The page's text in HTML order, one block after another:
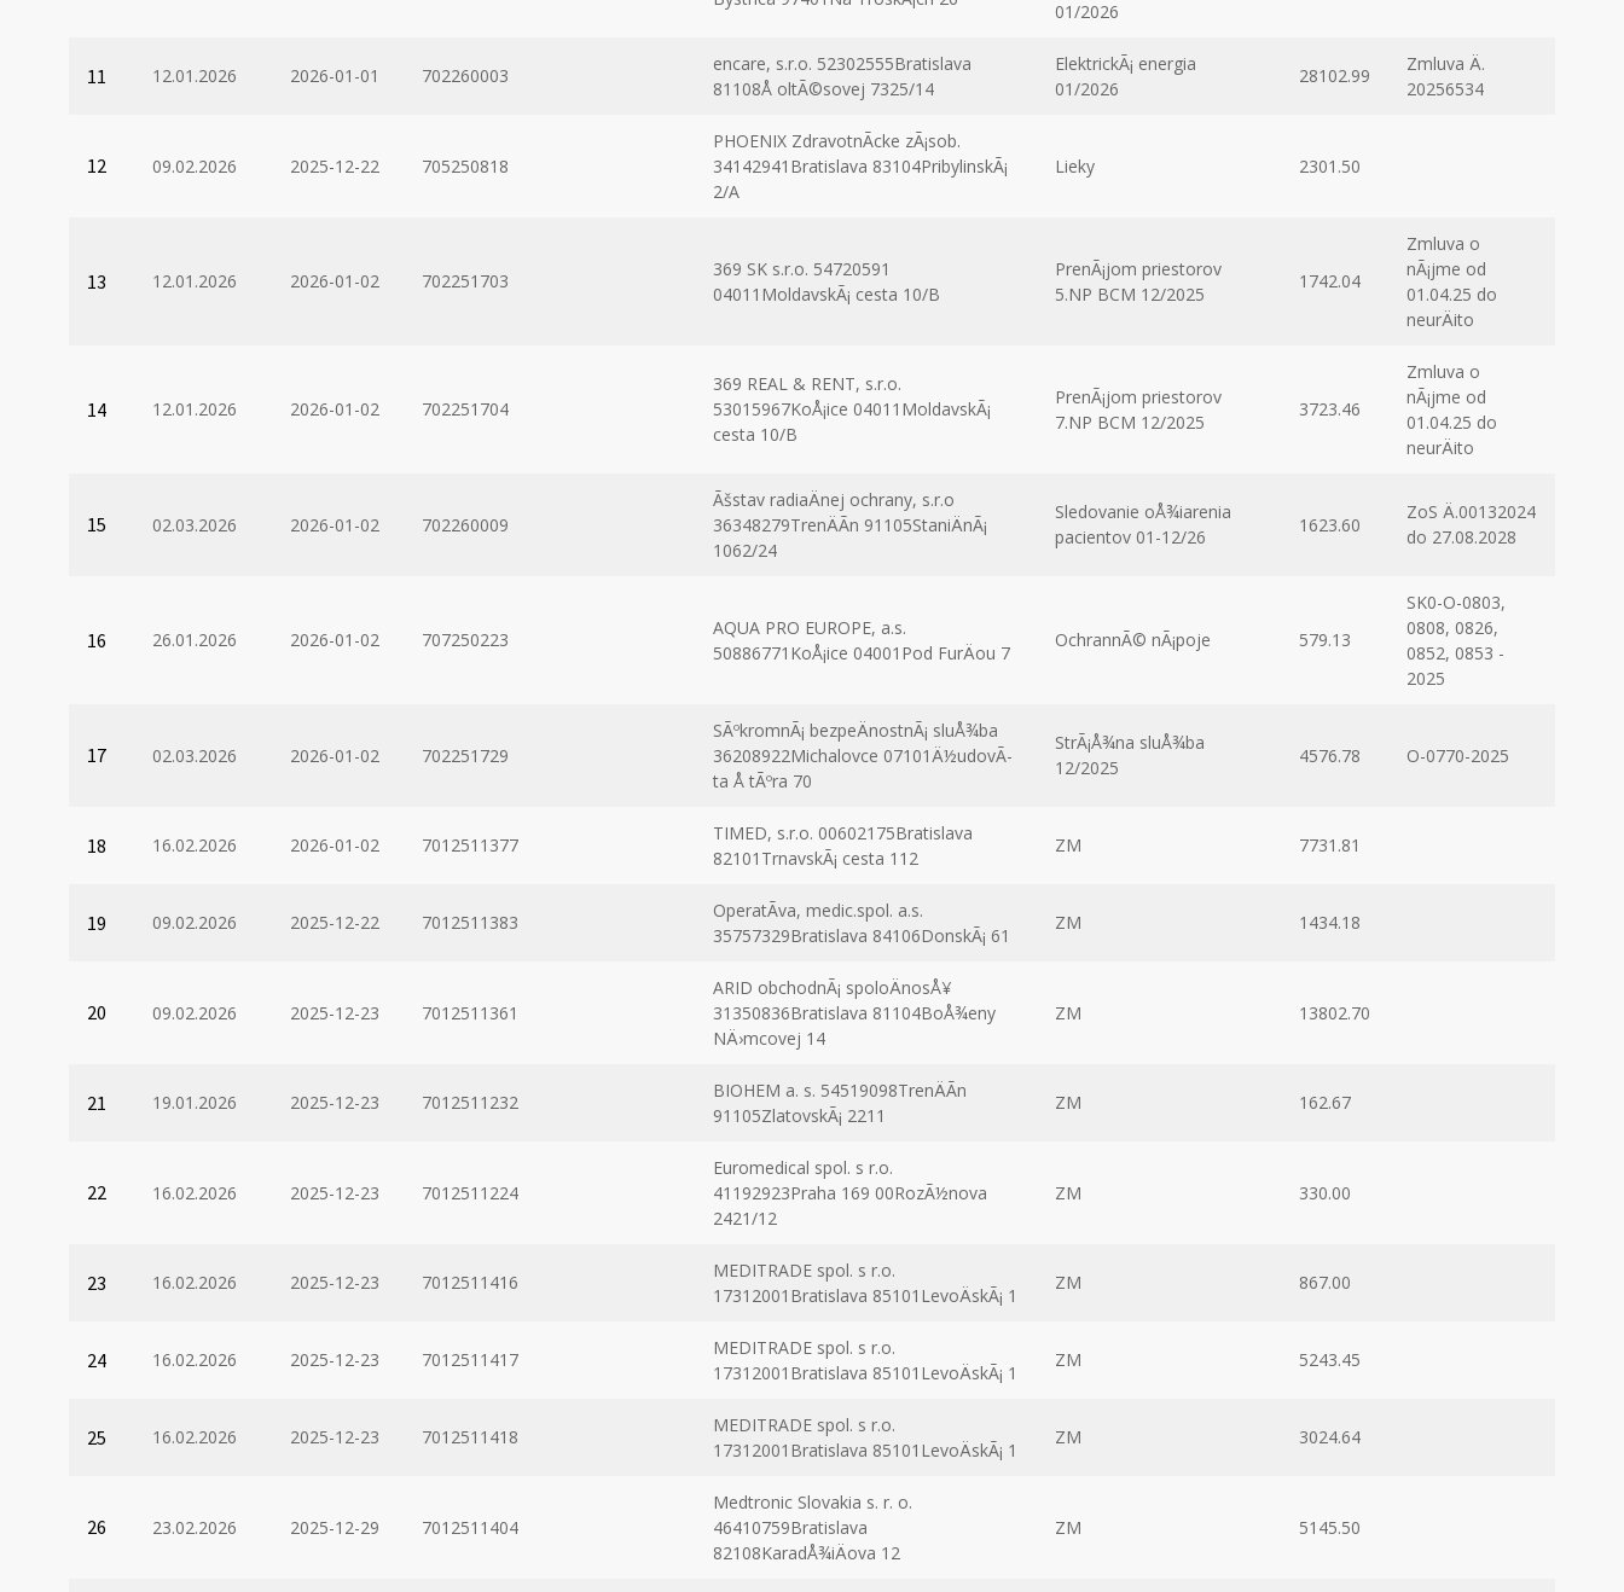
01/2026
11 12.01.2026 2026-01-01 702260003
encare, s.r.o. 52302555Bratislava
81108Å oltÃ©sovej 7325/14
ElektrickÃ¡ energia
01/2026
28102.99
Zmluva Ä.
20256534
12 09.02.2026 2025-12-22 705250818
PHOENIX ZdravotnÃ­cke zÃ¡sob.
34142941Bratislava 83104PribylinskÃ¡
2/A
Lieky 2301.50
13 12.01.2026 2026-01-02 702251703
369 SK s.r.o. 54720591
04011MoldavskÃ¡ cesta 10/B
PrenÃ¡jom priestorov
5.NP BCM 12/2025
1742.04
Zmluva o
nÃ¡jme od
01.04.25 do
neurÄito
14 12.01.2026 2026-01-02 702251704
369 REAL & RENT, s.r.o.
53015967KoÅ¡ice 04011MoldavskÃ¡
cesta 10/B
PrenÃ¡jom priestorov
7.NP BCM 12/2025
3723.46
Zmluva o
nÃ¡jme od
01.04.25 do
neurÄito
15 02.03.2026 2026-01-02 702260009
Ãšstav radiaÄnej ochrany, s.r.o
36348279TrenÄÃ­n 91105StaniÄnÃ¡
1062/24
Sledovanie oÅ¾iarenia
pacientov 01-12/26
1623.60
ZoS Ä.00132024
do 27.08.2028
16 26.01.2026 2026-01-02 707250223
AQUA PRO EUROPE, a.s.
50886771KoÅ¡ice 04001Pod FurÄou 7
OchrannÃ© nÃ¡poje 579.13
SK0-O-0803,
0808, 0826,
0852, 0853 -
2025
17 02.03.2026 2026-01-02 702251729
SÃºkromnÃ¡ bezpeÄnostnÃ¡ sluÅ¾ba
36208922Michalovce 07101Ä½udovÃ­
ta Å tÃºra 70
StrÃ¡Å¾na sluÅ¾ba
12/2025
4576.78 O-0770-2025
18 16.02.2026 2026-01-02 7012511377
TIMED, s.r.o. 00602175Bratislava
82101TrnavskÃ¡ cesta 112
ZM 7731.81
19 09.02.2026 2025-12-22 7012511383
OperatÃ­va, medic.spol. a.s.
35757329Bratislava 84106DonskÃ¡ 61
ZM 1434.18
20 09.02.2026 2025-12-23 7012511361
ARID obchodnÃ¡ spoloÄnosÅ¥
31350836Bratislava 81104BoÅ¾eny
NÄ›mcovej 14
ZM 13802.70
21 19.01.2026 2025-12-23 7012511232
BIOHEM a. s. 54519098TrenÄÃ­n
91105ZlatovskÃ¡ 2211
ZM 162.67
22 16.02.2026 2025-12-23 7012511224
Euromedical spol. s r.o.
41192923Praha 169 00RozÃ½nova
2421/12
ZM 330.00
23 16.02.2026 2025-12-23 7012511416
MEDITRADE spol. s r.o.
17312001Bratislava 85101LevoÄskÃ¡ 1
ZM 867.00
24 16.02.2026 2025-12-23 7012511417
MEDITRADE spol. s r.o.
17312001Bratislava 85101LevoÄskÃ¡ 1
ZM 5243.45
25 16.02.2026 2025-12-23 7012511418
MEDITRADE spol. s r.o.
17312001Bratislava 85101LevoÄskÃ¡ 1
ZM 3024.64
26 23.02.2026 2025-12-29 7012511404
Medtronic Slovakia s. r. o.
46410759Bratislava
82108KaradÅ¾iÄova 12
ZM 5145.50